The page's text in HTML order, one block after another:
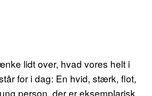
lidt over, hvad vores helt i
for i dag: En hvid, stærk, flot,
person, der er eksemplarisk